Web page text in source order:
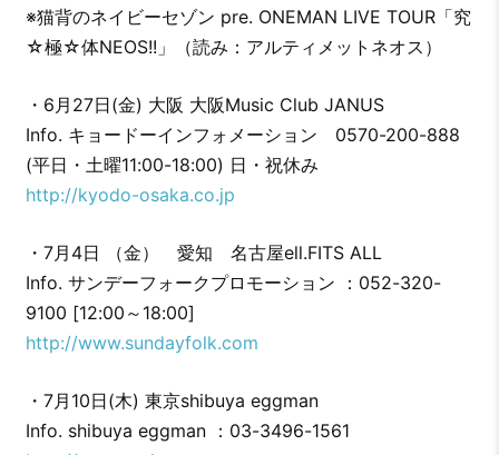
※猫背のネイビーセゾン pre. ONEMAN LIVE TOUR「究
☆極☆体NEOS!!」（読み：アルティメットネオス）
・6月27日(金) 大阪 大阪Music Club JANUS
Info. キョードーインフォメーション 0570-200-888
(平日・土曜11:00-18:00) 日・祝休み
http://kyodo-osaka.co.jp
・7月4日 （金） 愛知 名古屋ell.FITS ALL
Info. サンデーフォークプロモーション ：052-320-
9100 [12:00～18:00]
http://www.sundayfolk.com
・7月10日(木) 東京shibuya eggman
Info. shibuya eggman ：03-3496-1561